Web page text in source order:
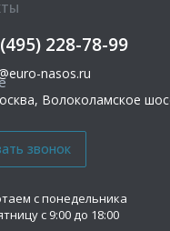
228-78-99
nasos.ru
Волоколамское
с понедельника
с 9:00 до 18:00